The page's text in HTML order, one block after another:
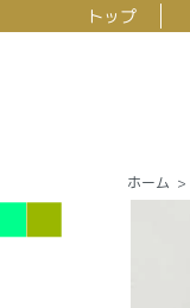
トップ
ホーム >